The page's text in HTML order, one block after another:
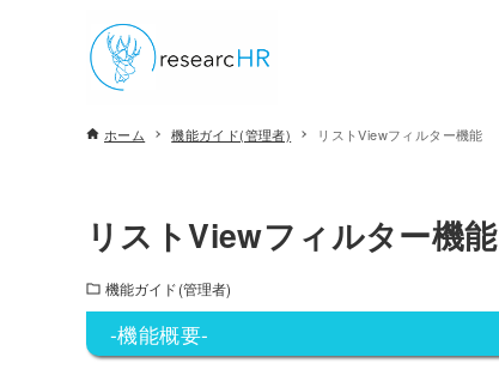
ホーム 機能ガイド(管理者) リストViewフィルター機能
リストViewフィルター機能
機能ガイド(管理者)
-機能概要-